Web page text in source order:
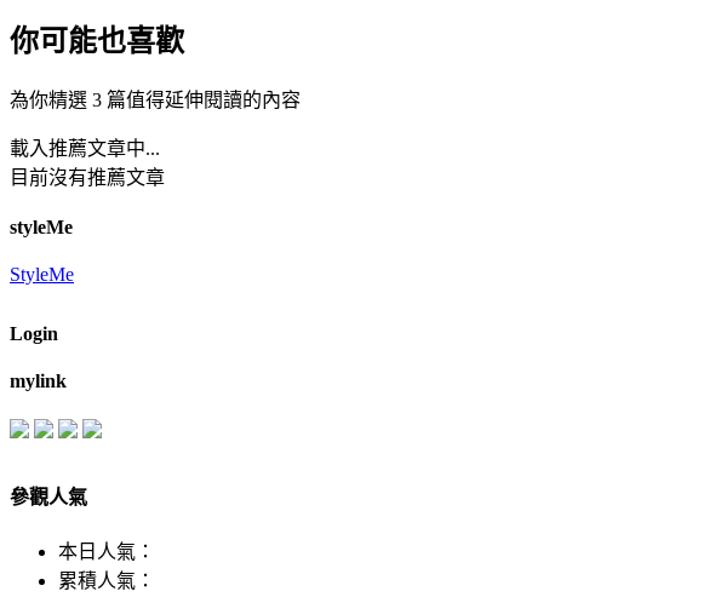
你可能也喜歡
為你精選 3 篇值得延伸閱讀的內容
載入推薦文章中...
目前沒有推薦文章
styleMe
StyleMe
Login
mylink
參觀人氣
本日人氣：
累積人氣：